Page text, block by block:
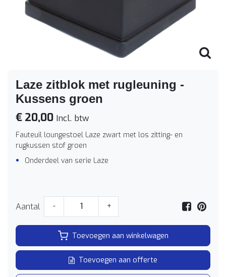
Laze zitblok met rugleuning -
Kussens groen
€ 20,00 Incl. btw
Fauteuil loungestoel Laze zwart met los zitting- en
rugkussen stof groen
Onderdeel van serie Laze
Aantal - +
Toevoegen aan winkelwagen
Toevoegen aan offerte